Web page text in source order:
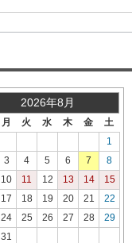
2026年8月
月 火 水 木 金
土
1
3 4 5 6 7
8
10 11 12 13 14
15
17 18 19 20 21
22
24 25 26 27 28
29
31